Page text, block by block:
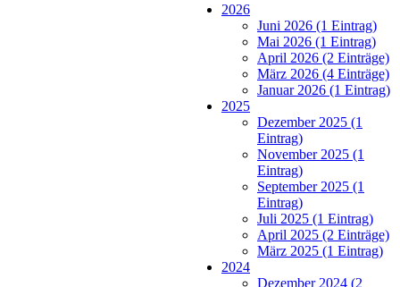
2026
Juni 2026 (1 Eintrag)
Mai 2026 (1 Eintrag)
April 2026 (2 Einträge)
März 2026 (4 Einträge)
Januar 2026 (1 Eintrag)
2025
Dezember 2025 (1
Eintrag)
November 2025 (1
Eintrag)
September 2025 (1
Eintrag)
Juli 2025 (1 Eintrag)
April 2025 (2 Einträge)
März 2025 (1 Eintrag)
2024
Dezember 2024 (2